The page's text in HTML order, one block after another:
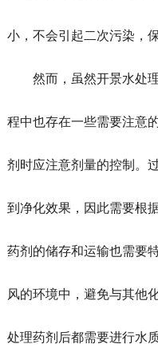
小，不会引起二次污染，
然而，虽然开景水处理
程中也存在一些需要注意
剂时应注意剂量的控制。
到净化效果，因此需要根
药剂的储存和运输也需要
风的环境中，避免与其他
处理药剂后都需要进行水